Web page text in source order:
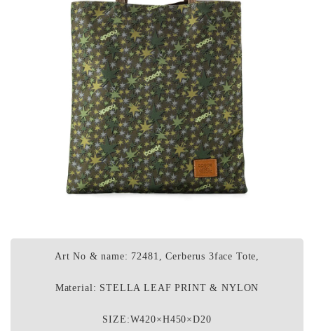
Art No & name: 72481, Cerberus 3face Tote,
Material: STELLA LEAF PRINT & NYLON
SIZE:W420×H450×D20